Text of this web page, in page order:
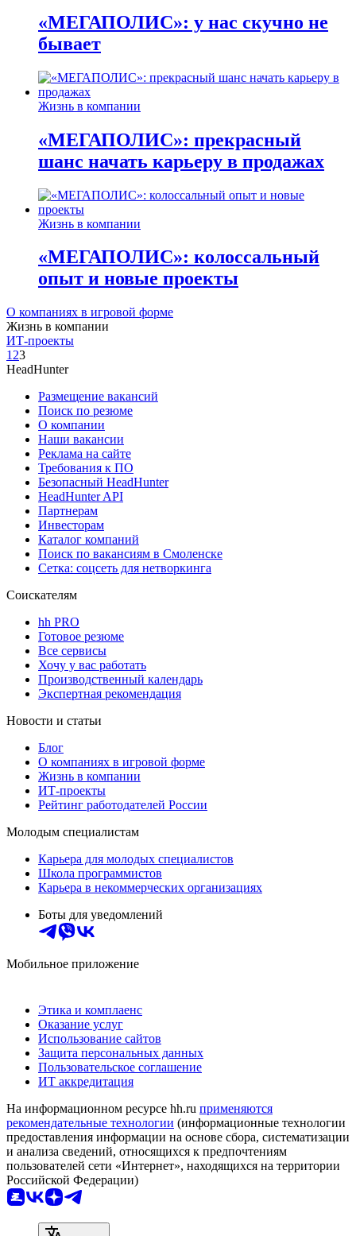
«МЕГАПОЛИС»: у нас скучно не
бывает
Жизнь в компании
«МЕГАПОЛИС»: прекрасный
шанс начать карьеру в продажах
Жизнь в компании
«МЕГАПОЛИС»: колоссальный
опыт и новые проекты
О компаниях в игровой форме
Жизнь в компании
ИТ-проекты
1 23
HeadHunter
Размещение вакансий
Поиск по резюме
О компании
Наши вакансии
Реклама на сайте
Требования к ПО
Безопасный HeadHunter
HeadHunter API
Партнерам
Инвесторам
Каталог компаний
Поиск по вакансиям в Смоленске
Сетка: соцсеть для нетворкинга
Соискателям
hh PRO
Готовое резюме
Все сервисы
Хочу у вас работать
Производственный календарь
Экспертная рекомендация
Новости и статьи
Блог
О компаниях в игровой форме
Жизнь в компании
ИТ-проекты
Рейтинг работодателей России
Молодым специалистам
Карьера для молодых специалистов
Школа программистов
Карьера в некоммерческих организациях
Боты для уведомлений
Мобильное приложение
Этика и комплаенс
Оказание услуг
Использование сайтов
Защита персональных данных
Пользовательское соглашение
ИТ аккредитация
На информационном ресурсе hh.ru применяются
рекомендательные технологии (информационные технологии
предоставления информации на основе сбора, систематизации
и анализа сведений, относящихся к предпочтениям
пользователей сети «Интернет», находящихся на территории
Российской Федерации)